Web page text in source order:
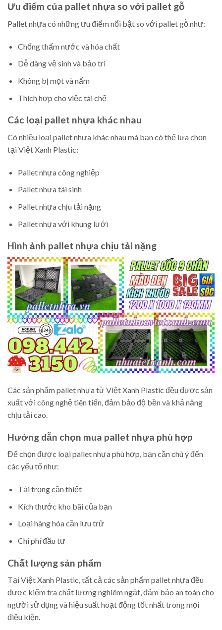
Ưu điểm của pallet nhựa so với pallet gỗ
Pallet nhựa có những ưu điểm nổi bật so với pallet gỗ như:
Chống thấm nước và hóa chất
Dễ dàng vệ sinh và bảo trì
Không bị mọt và nấm
Thích hợp cho việc tái chế
Các loại pallet nhựa khác nhau
Có nhiều loại pallet nhựa khác nhau mà bạn có thể lựa chọn
tại Việt Xanh Plastic:
Pallet nhựa công nghiệp
Pallet nhựa tái sinh
Pallet nhựa chịu tải nặng
Pallet nhựa với khung lưới
Hình ảnh pallet nhựa chịu tải nặng
Các sản phẩm pallet nhựa từ Việt Xanh Plastic đều được sản
xuất với công nghệ tiên tiến, đảm bảo độ bền và khả năng
chịu tải cao.
Hướng dẫn chọn mua pallet nhựa phù hợp
Để chọn được loại pallet nhựa phù hợp, bạn cần chú ý đến
các yếu tố như:
Tải trọng cần thiết
Kích thước kho bãi của bạn
Loại hàng hóa cần lưu trữ
Chi phí đầu tư
Chất lượng sản phẩm
Tại Việt Xanh Plastic, tất cả các sản phẩm pallet nhựa đều
được kiểm tra chất lượng nghiêm ngặt, đảm bảo an toàn cho
người sử dụng và hiệu suất hoạt động tốt nhất trong mọi
điều kiện.